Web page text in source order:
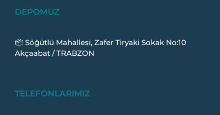
DEPOMUZ
📦 Söğütlü Mahallesi, Zafer Tiryaki Sokak No:10
Akçaabat / TRABZON
TELEFONLARIMIZ